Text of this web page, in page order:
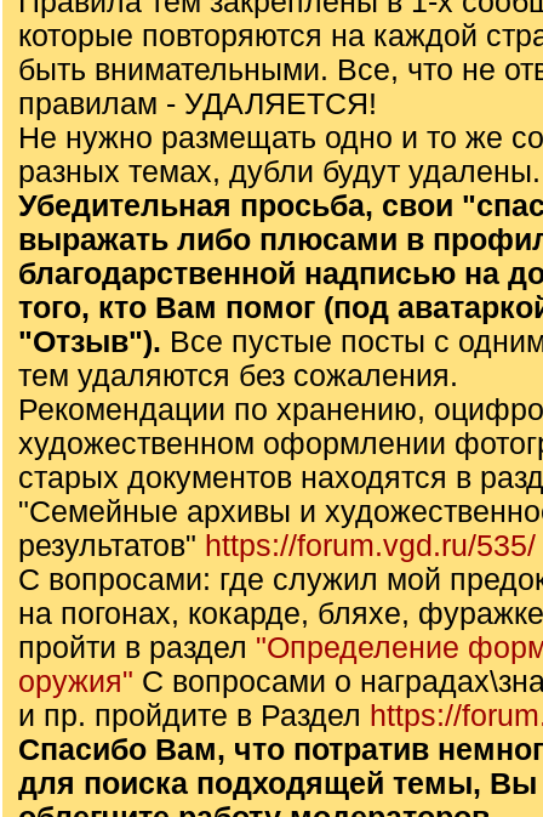
которые повторяются на каждой
быть внимательными. Все, что не
правилам - УДАЛЯЕТСЯ!
Не нужно размещать одно и то же
разных темах, дубли будут удалены.
Убедительная просьба, свои
выражать либо плюсами в
благодарственной надписью на
того, кто Вам помог (под
"Отзыв"). Все пустые посты с
тем удаляются без сожаления.
Рекомендации по хранению,
художественном оформлении
старых документов находятся в
"Семейные архивы и
результатов" https://forum.vgd.ru/535/
С вопросами: где служил мой
на погонах, кокарде, бляхе,
пройти в раздел "Определение
оружия" С вопросами о
и пр. пройдите в Раздел https://
Спасибо Вам, что потратив
для поиска подходящей темы,